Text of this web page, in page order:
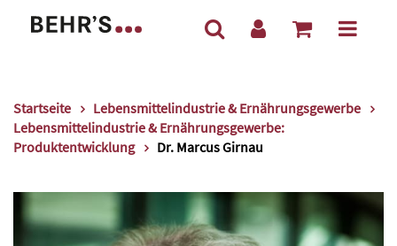
Startseite
Lebensmittelindustrie & Ernährungsgewerbe
Lebensmittelindustrie & Ernährungsgewerbe:
Produktentwicklung
Dr. Marcus Girnau